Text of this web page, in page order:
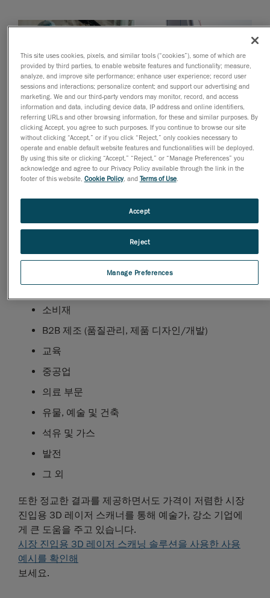
때문에 다양한 분야의 전문가들이 3D 레이저 스캐너를
도입하고 있습니다. 아래는 3D 레이저 스캐너가 사용되
고 있는 주요 산업분야 입니다.
소비재
B2B 제조 (품질관리, 제품 디자인/개발)
교육
중공업
의료 부문
유물, 예술 및 건축
석유 및 가스
발전
그 외
또한 정교한 결과를 제공하면서도 가격이 저렴한 시장
진입용 3D 레이저 스캐너를 통해 예술가, 강소 기업에
게 큰 도움을 주고 있습니다.
시장 진입용 3D 레이저 스캐닝 솔루션을 사용한 사용
예시를 확인해
보세요.
This site uses cookies, pixels, and similar tools (“cookies”), some of which are
provided by third parties, to enable website features and functionality; measure,
analyze, and improve site performance; enhance user experience; record user
sessions and interactions; personalize content; and support our advertising and
marketing. We and our third-party vendors may monitor, record, and access
information and data, including device data, IP address and online identifiers,
referring URLs and other browsing information, for these and similar purposes. By
clicking Accept, you agree to such purposes. If you continue to browse our site
without clicking “Accept,” or if you click “Reject,” only cookies necessary to
operate and enable default website features and functionalities will be deployed.
By using this site or clicking “Accept,” “Reject,” or “Manage Preferences” you
acknowledge and agree to our Privacy Policy available through the link in the
footer of this website, Cookie Policy, and Terms of Use.
Manage Preferences
Reject
Accept